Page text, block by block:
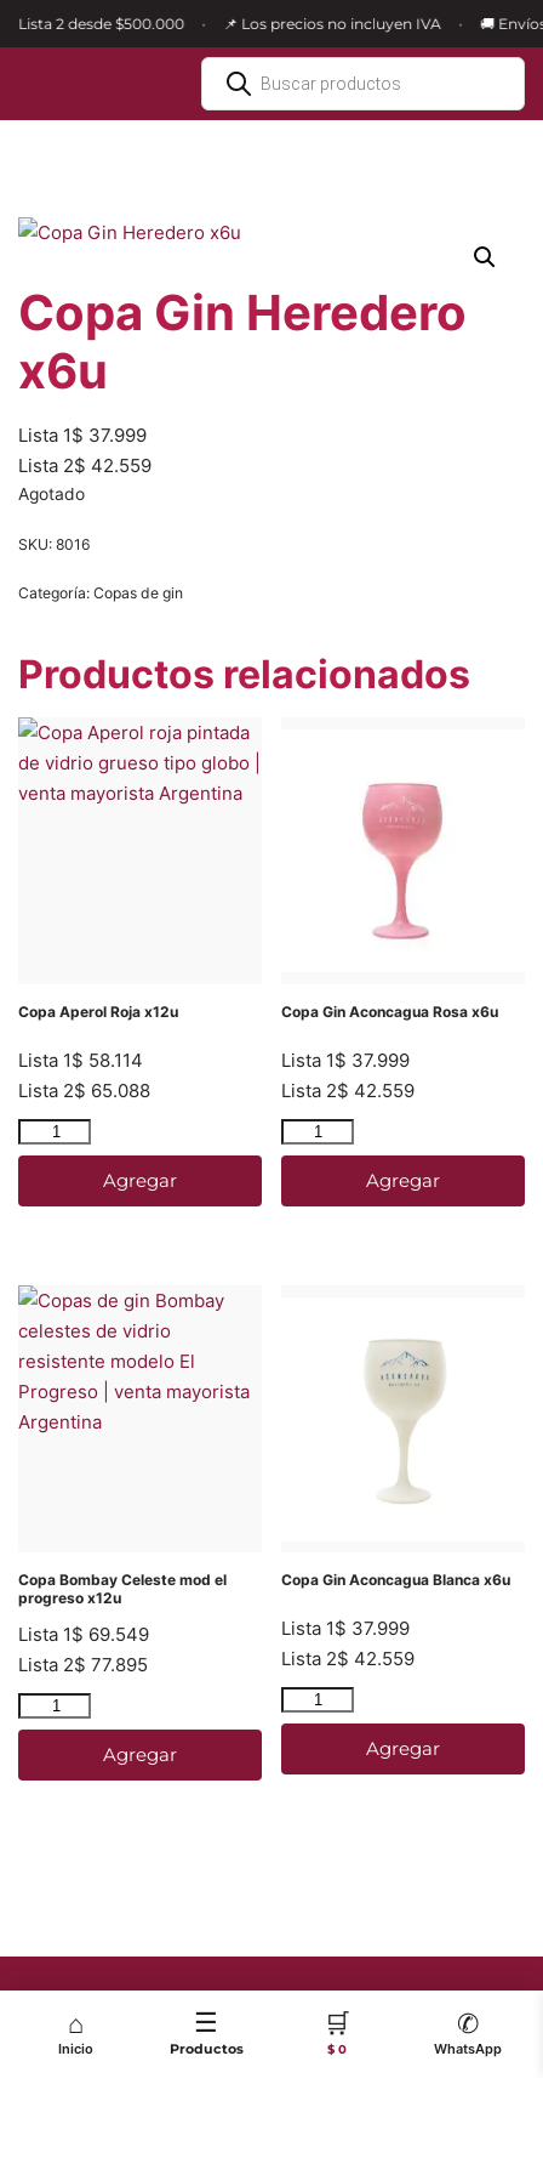
contenido
Lista 2 desde $500.000 📌 Los precios no incluyen IVA 🚚
Copa Gin Heredero
x6u
Lista 1$ 37.999
Lista 2$ 42.559
Agotado
SKU: 8016
Categoría: Copas de gin
Productos relacionados
Copa Aperol Roja x12u
Lista 1$ 58.114
Lista 2$ 65.088
Agregar
Copa Gin Aconcagua Rosa x6u
Lista 1$ 37.999
Lista 2$ 42.559
Agregar
Copa Bombay Celeste mod el
progreso x12u
Lista 1$ 69.549
Lista 2$ 77.895
Agregar
Copa Gin Aconcagua Blanca x6u
Lista 1$ 37.999
Lista 2$ 42.559
Agregar
⌂
Inicio
☰
Productos
🛒
$ 0
✆
WhatsApp